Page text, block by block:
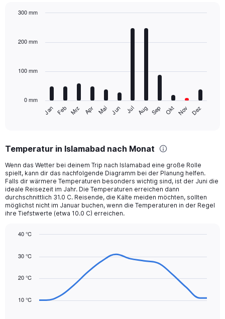
Y
values.
to
with
The
Range:
categories.
The
chart
has
1
Y
displaying
Range:
to
Jan Feb Mrz Apr Mai Jun Jul Aug Sep Okt Nov Dez
0 mm
100 mm
200 mm
300 mm
Temperatur in Islamabad nach Monat
Wenn das Wetter bei deinem Trip nach Islamabad eine große Rolle
spielt, kann dir das nachfolgende Diagramm bei der Planung helfen.
Falls dir wärmere Temperaturen besonders wichtig sind, ist der Juni die
ideale Reisezeit im Jahr. Die Temperaturen erreichen dann
durchschnittlich 31.0 C. Reisende, die Kälte meiden möchten, sollten
möglichst nicht im Januar buchen, wenn die Temperaturen in der Regel
ihre Tiefstwerte (etwa 10.0 C) erreichen.
chart
with
data
The
10 °C
20 °C
30 °C
40 °C